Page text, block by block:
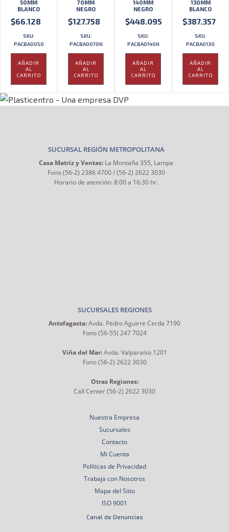
50MM
BLANCO
$66.128
SKU:
PACBA0050
AÑADIR
AL
CARRITO
70MM
NEGRO
$127.758
SKU:
PACBA0070N
AÑADIR
AL
CARRITO
140MM
NEGRO
$448.095
SKU:
PACBA0140N
AÑADIR
AL
CARRITO
130MM
BLANCO
$387.357
SKU:
PACBA0130
AÑADIR
AL
CARRITO
SUCURSAL REGIÓN METROPOLITANA
Casa Matriz y Ventas: La Montaña 355, Lampa
Fono (56-2) 2386 4700 / (56-2) 2622 3030
Horario de atención: 8:00 a 16:30 hr.
SUCURSALES REGIONES
Antofagasta:Avda. Pedro Aguirre Cerda 7190
Fono (56-55) 247 7024
Viña del Mar:Avda. Valparaíso 1201
Fono (56-2) 2622 3030
Otras Regiones:
Call Center (56-2) 2622 3030
Nuestra Empresa
Sucursales
Contacto
Mi Cuenta
Políticas de Privacidad
Trabaja con Nosotros
Mapa del Sitio
ISO 9001
Canal de Denuncias